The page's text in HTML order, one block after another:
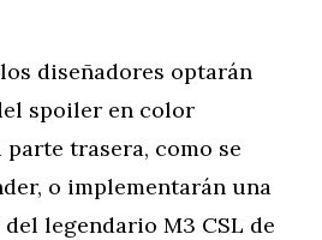
diseñadores optarán
spoiler en color
trasera, como se
o implementarán una
legendario M3 CSL de